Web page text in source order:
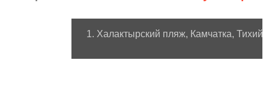
1. Халактырский пляж, Камчатка,